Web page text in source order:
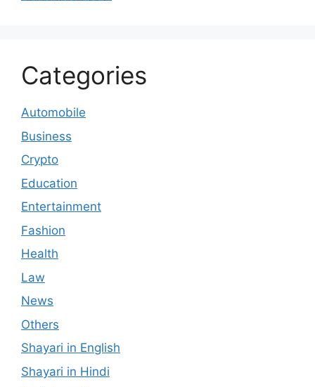
Categories
Automobile
Business
Crypto
Education
Entertainment
Fashion
Health
Law
News
Others
Shayari in English
Shayari in Hindi